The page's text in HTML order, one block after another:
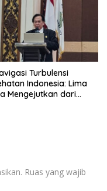
Turbulensi
Indonesia: Lima
Mengejutkan dari
Ruas yang wajib